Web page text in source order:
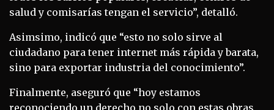
salud y comisarías tengan el servicio”, detalló.
Asimsimo, indicó que “esto no solo sirve al
ciudadano para tener internet más rápida y barata,
sino para exportar industria del conocimiento”.
Finalmente, aseguró que “hoy estamos
reconociendo un derecho no solo con estas obras